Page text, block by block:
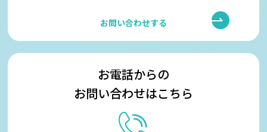
お問い合わせする
お電話からの
お問い合わせはこちら